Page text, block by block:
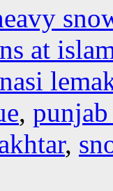
at
nasi
,
,